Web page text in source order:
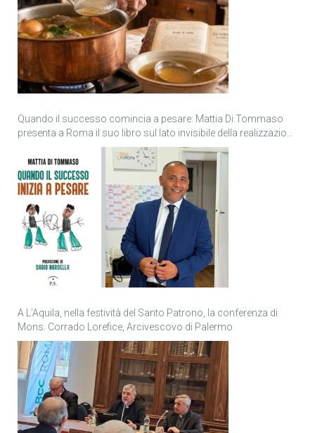
Quando il successo comincia a pesare: Mattia Di Tommaso
presenta a Roma il suo libro sul lato invisibile della realizzazione
A L’Aquila, nella festività del Santo Patrono, la conferenza di
Mons. Corrado Lorefice, Arcivescovo di Palermo